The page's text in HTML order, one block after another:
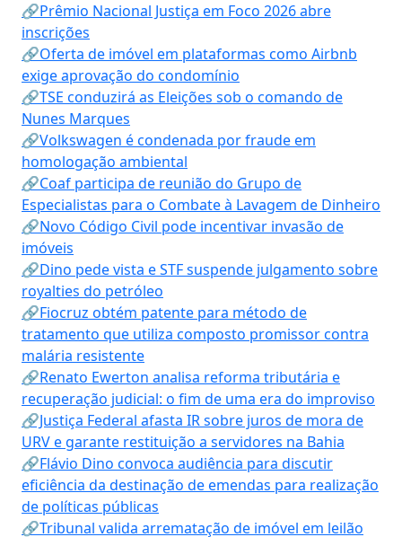
🔗Prêmio Nacional Justiça em Foco 2026 abre
inscrições
🔗Oferta de imóvel em plataformas como Airbnb
exige aprovação do condomínio
🔗TSE conduzirá as Eleições sob o comando de
Nunes Marques
🔗Volkswagen é condenada por fraude em
homologação ambiental
🔗Coaf participa de reunião do Grupo de
Especialistas para o Combate à Lavagem de Dinheiro
🔗Novo Código Civil pode incentivar invasão de
imóveis
🔗Dino pede vista e STF suspende julgamento sobre
royalties do petróleo
🔗Fiocruz obtém patente para método de
tratamento que utiliza composto promissor contra
malária resistente
🔗Renato Ewerton analisa reforma tributária e
recuperação judicial: o fim de uma era do improviso
🔗Justiça Federal afasta IR sobre juros de mora de
URV e garante restituição a servidores na Bahia
🔗Flávio Dino convoca audiência para discutir
eficiência da destinação de emendas para realização
de políticas públicas
🔗Tribunal valida arrematação de imóvel em leilão